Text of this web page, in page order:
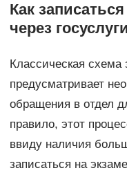
Как
через госуслуги
Классическая
предусматривает
обращения в отдел
правило, этот
ввиду наличия
записаться на